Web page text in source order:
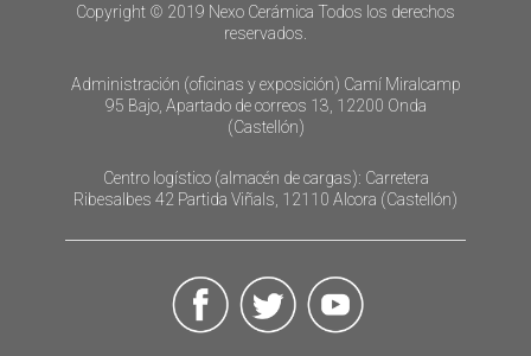
Copyright © 2019 Nexo Cerámica Todos los derechos
reservados.
Administración (oficinas y exposición) Camí Miralcamp
95 Bajo, Apartado de correos 13, 12200 Onda
(Castellón)
Centro logístico (almacén de cargas): Carretera
Ribesalbes 42 Partida Viñals, 12110 Alcora (Castellón)